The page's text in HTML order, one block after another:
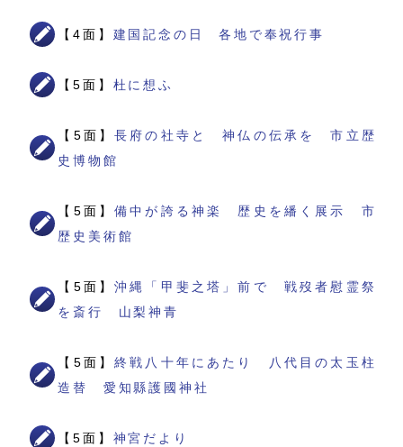
【4面】 建国記念の日 各地で奉祝行事
【5面】 杜に想ふ
【5面】長府の社寺と 神仏の伝承を 市立歴
史博物館
【5面】備中が誇る神楽 歴史を繙く展示 市
歴史美術館
【5面】沖縄「甲斐之塔」前で 戦歿者慰霊祭
を斎行 山梨神青
【5面】終戦八十年にあたり 八代目の太玉柱
造替 愛知縣護國神社
【5面】 神宮だより